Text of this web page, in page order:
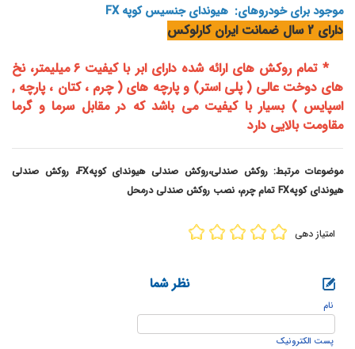
موجود برای خودروهای: هیوندای جنسیس کوپه FX
دارای 2 سال ضمانت ایران کارلوکس
* تمام روکش های ارائه شده دارای ابر با کیفیت 6 میلیمتر، نخ
های دوخت عالی ( پلی استر) و پارچه های ( چرم ، کتان ، پارچه ,
اسپایس ) بسیار با کیفیت می باشد که در مقابل سرما و گرما
مقاومت بالایی دارد
موضوعات مرتبط: روکش صندلی،روکش صندلی هیوندای کوپهFX، روکش صندلی
هیوندای کوپهFX تمام چرم، نصب روکش صندلی درمحل
امتیاز دهی
نظر شما
پست الكترونيک